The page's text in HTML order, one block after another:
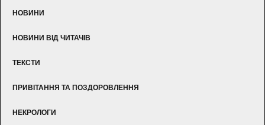
НОВИНИ
НОВИНИ ВІД ЧИТАЧІВ
ТЕКСТИ
ПРИВІТАННЯ ТА ПОЗДОРОВЛЕННЯ
НЕКРОЛОГИ